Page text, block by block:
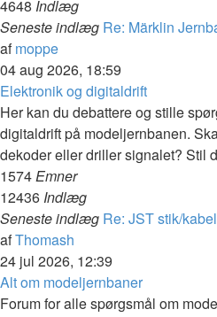
4648 Indlæg
Seneste indlæg Re: Märklin
afmoppeVis
det
seneste
indlæg
04 aug 2026, 18:59
Elektronik og digitaldrift
Her kan du debattere og stille
digitaldrift på modeljernbanen.
dekoder eller driller signalet? Stil
1574Emner
12436 Indlæg
Seneste indlæg Re: JST stik/kabel
afThomash
det
seneste
indlæg
24 jul 2026, 12:39
Alt om modeljernbaner
Forum for alle spørgsmål om